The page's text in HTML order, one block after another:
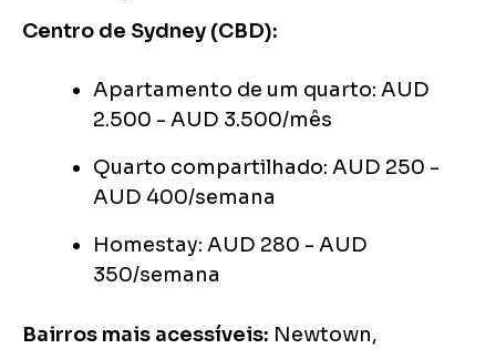
Centro de Sydney (CBD):
Apartamento de um quarto: AUD
2.500 - AUD 3.500/mês
Quarto compartilhado: AUD 250 -
AUD 400/semana
Homestay: AUD 280 - AUD
350/semana
Bairros mais acessíveis: Newtown,